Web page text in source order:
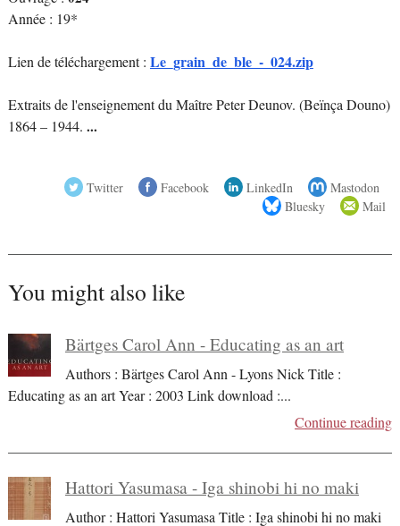
Année : 19*
Lien de téléchargement : Le_grain_de_ble_-_024.zip
Extraits de l'enseignement du Maître Peter Deunov. (Beïnça Douno)
1864 – 1944. ...
Twitter Facebook LinkedIn
Mastodon
Bluesky
Mail
You might also like
Bärtges Carol Ann - Educating as an art
Authors : Bärtges Carol Ann - Lyons Nick Title :
Educating as an art Year : 2003 Link download :...
Continue reading
Hattori Yasumasa - Iga shinobi hi no maki
Author : Hattori Yasumasa Title : Iga shinobi hi no maki